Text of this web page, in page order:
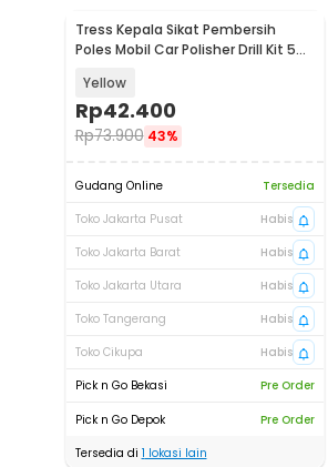
Tress Kepala Sikat Pembersih
Poles Mobil Car Polisher Drill Kit 5
Yellow
Rp42.400
Rp73.900 43%
Gudang Online
Tersedia
Toko Jakarta Pusat
Habis
Toko Jakarta Barat
Habis
Toko Jakarta Utara
Habis
Toko Tangerang
Habis
Toko Cikupa
Habis
Pick n Go Bekasi
Pre Order
Pick n Go Depok
Pre Order
Tersedia di 1 lokasi lain